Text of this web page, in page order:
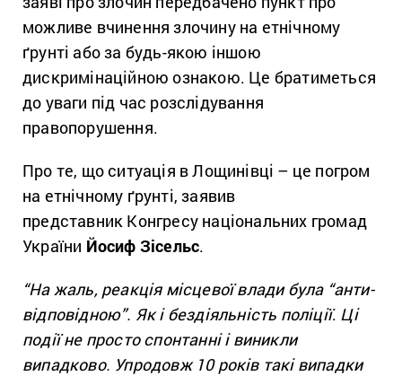
можливе вчинення злочину на етнічному
ґрунті або за будь-якою іншою
дискримінаційною ознакою. Це братиметься
до уваги під час розслідування
правопорушення.
Про те, що ситуація в Лощинівці – це погром
на етнічному ґрунті, заявив
представник Конгресу національних громад
України Йосиф Зісельс.
“На жаль, реакція місцевої влади була “анти-
відповідною”. Як і бездіяльність поліції. Ці
події не просто спонтанні і виникли
випадково. Упродовж 10 років такі випадки